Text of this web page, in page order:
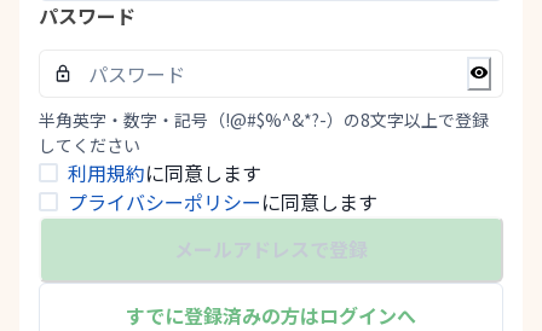
パスワード
半角英字・数字・記号（!@#$%^&*?-）の8文字以上で登録
してください
利用規約に同意します
プライバシーポリシーに同意します
メールアドレスで登録
すでに登録済みの方はログインへ